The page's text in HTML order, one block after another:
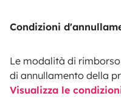
Condizioni
Le modalità di
di annullamento della
Visualizza le